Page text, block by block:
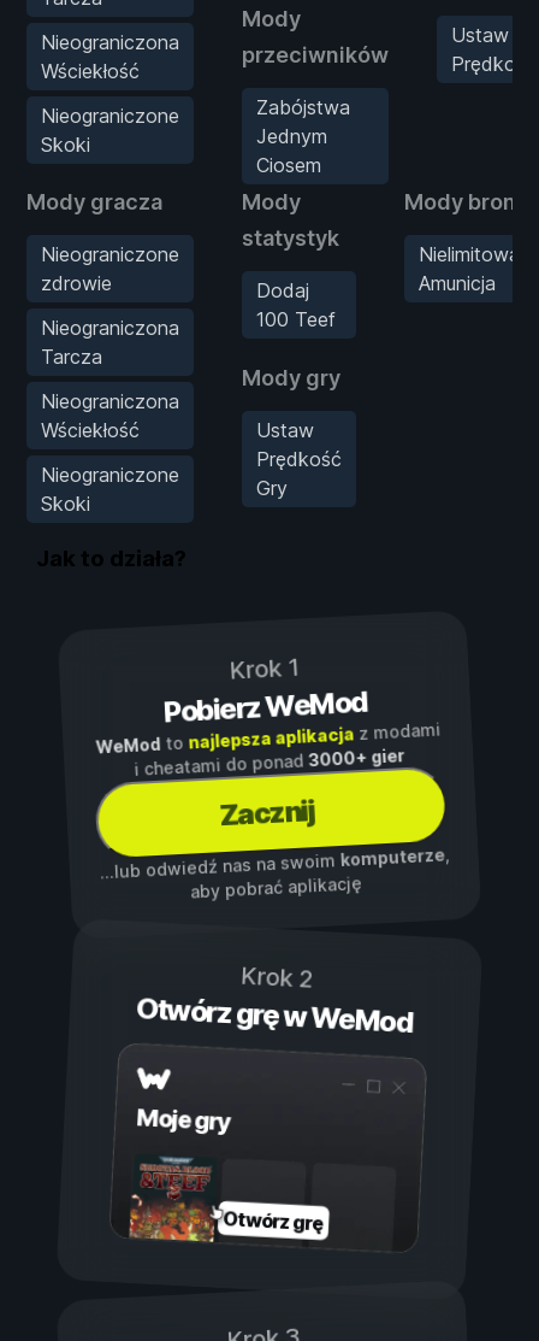
Nieograniczona
Wściekłość
Nieograniczone
Skoki
Mody
przeciwników
Zabójstwa
Jednym
Ciosem
Ustaw
Mody gracza
Nieograniczone
zdrowie
Nieograniczona
Tarcza
Nieograniczona
Wściekłość
Nieograniczone
Skoki
Mody
statystyk
Dodaj
100 Teef
Mody gry
Ustaw
Prędkość
Gry
Mody broni
Amunicja
Jak to działa?
Krok 1
Pobierz WeMod
WeModto najlepsza aplikacjaz modami
i cheatami do ponad3000+ gier
Zacznij
...lub odwiedź nas na swoim komputerze,
aby pobrać aplikację
Krok 2
Otwórz grę w WeMod
Moje gry
Otwórz grę